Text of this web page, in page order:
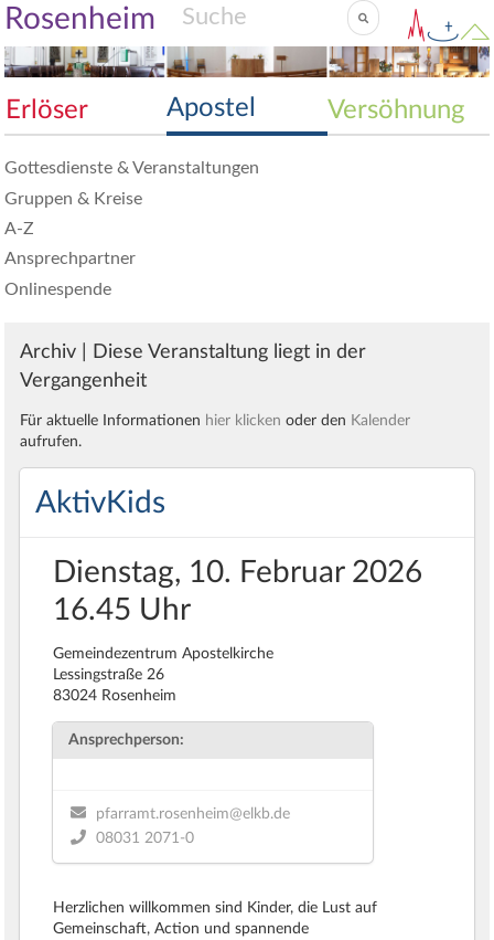
Rosenheim
Erlöser Apostel Versöhnung
Gottesdienste & Veranstaltungen
Gruppen & Kreise
A-Z
Ansprechpartner
Onlinespende
Archiv | Diese Veranstaltung liegt in der
Vergangenheit
Für aktuelle Informationen hier klicken oder den Kalender
aufrufen.
AktivKids
Dienstag, 10. Februar 2026
16.45 Uhr
Gemeindezentrum Apostelkirche
Lessingstraße 26
83024 Rosenheim
Ansprechperson:
pfarramt.rosenheim@elkb.de
08031 2071-0
Herzlichen willkommen sind Kinder, die Lust auf
Gemeinschaft, Action und spannende